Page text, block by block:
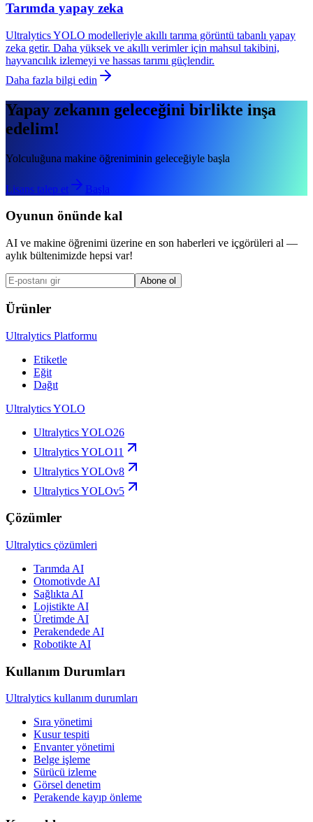
Tarımda yapay zeka
Ultralytics YOLO modelleriyle akıllı tarıma görüntü tabanlı yapay
zeka getir. Daha yüksek ve akıllı verimler için mahsul takibini,
hayvancılık izlemeyi ve hassas tarımı güçlendir.
Daha fazla bilgi edin
Yapay zekanın geleceğini birlikte inşa
edelim!
Yolculuğuna makine öğreniminin geleceğiyle başla
Lisans talep et Başla
Oyunun önünde kal
AI ve makine öğrenimi üzerine en son haberleri ve içgörüleri al —
aylık bültenimizde hepsi var!
Abone ol
Ürünler
Ultralytics Platformu
Etiketle
Eğit
Dağıt
Ultralytics YOLO
Ultralytics YOLO26
Ultralytics YOLO11
Ultralytics YOLOv8
Ultralytics YOLOv5
Çözümler
Ultralytics çözümleri
Tarımda AI
Otomotivde AI
Sağlıkta AI
Lojistikte AI
Üretimde AI
Perakendede AI
Robotikte AI
Kullanım Durumları
Ultralytics kullanım durumları
Sıra yönetimi
Kusur tespiti
Envanter yönetimi
Belge işleme
Sürücü izleme
Görsel denetim
Perakende kayıp önleme